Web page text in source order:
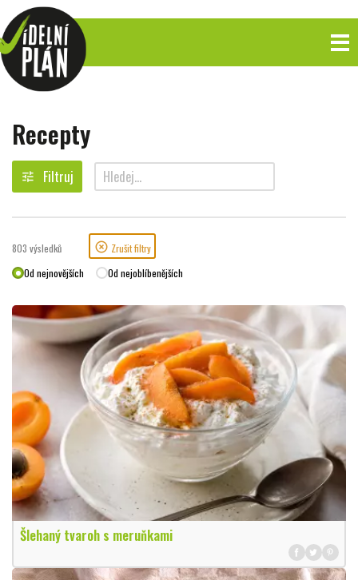
Recepty
tune Filtruj
803 výsledků highlight_off Zrušit filtry
Od nejnovějších
Od nejoblíbenějších
Šlehaný tvaroh s meruňkami